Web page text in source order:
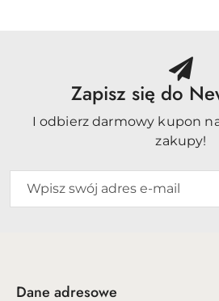
Zapisz się do
I odbierz darmowy kupon na
zakupy!
Dane adresowe